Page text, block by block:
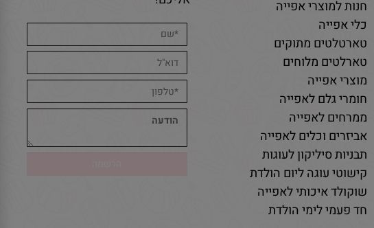
חנות למוצרי אפייה
כלי אפייה
טארטלטים מתוקים
טארלטים מלוחים
מוצרי אפייה
חומרי גלם לאפייה
ממרחים לאפייה
אביזרים וכלים לאפייה
תבניות סיליקון לעוגות
קישוטי עוגה ליום הולדת
שוקולד איכותי לאפייה
חד פעמי לימי הולדת
אליכם!